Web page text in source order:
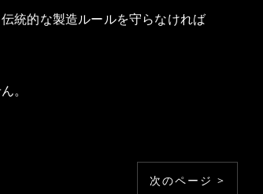
統的な製造ルールを守らなければ
。
次のページ >